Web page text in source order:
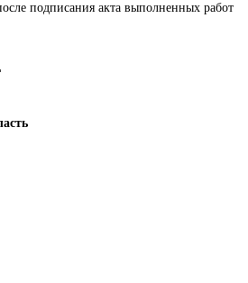
подписания акта выполненных работ